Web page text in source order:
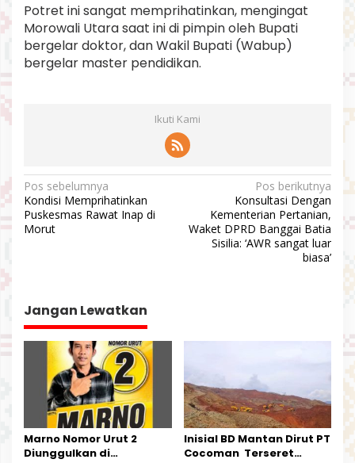
Potret ini sangat memprihatinkan, mengingat
Morowali Utara saat ini di pimpin oleh Bupati
bergelar doktor, dan Wakil Bupati (Wabup)
bergelar master pendidikan.
Ikuti Kami
N
a
v
a
s
i
Pos sebelumnya
Kondisi Memprihatinkan
Puskesmas Rawat Inap di
Morut
Pos berikutnya
Konsultasi Dengan
Kementerian Pertanian,
Waket DPRD Banggai Batia
Sisilia: ‘AWR sangat luar
biasa’
Jangan Lewatkan
Marno Nomor Urut 2
Diunggulkan di
Inisial BD Mantan Dirut PT
Cocoman Terseret